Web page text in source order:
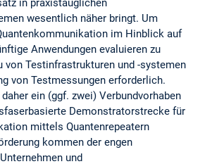
in praxistauglichen
wesentlich näher bringt. Um
im Hinblick auf
Anwendungen evaluieren zu
von Testinfrastrukturen und -systemen
von Testmessungen erforderlich.
ein (ggf. zwei) Verbundvorhaben
Demonstratorstrecke für
mittels Quantenrepeatern
kommen der engen
und